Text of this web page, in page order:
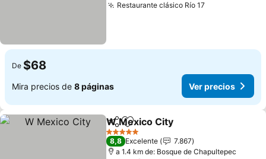
Restaurante clásico Río 17
De $68
Mira precios de 8 páginas Ver precios
CompartirAgregar a favoritos
W Mexico City
5 Estrellas
8,8 Excelente
7.867
a 1.4 km de: Bosque de Chapultepec